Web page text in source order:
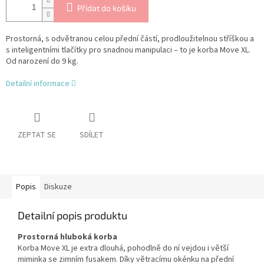
Přidat do košíku
Prostorná, s odvětranou celou přední částí, prodloužitelnou stříškou a
s inteligentními tlačítky pro snadnou manipulaci – to je korba Move XL.
Od narození do 9 kg.
Detailní informace
ZEPTAT SE SDÍLET
Popis Diskuze
Detailní popis produktu
Prostorná hluboká korba
Korba Move XL je extra dlouhá, pohodlně do ní vejdou i větší
miminka se zimním fusakem. Díky větracímu okénku na přední